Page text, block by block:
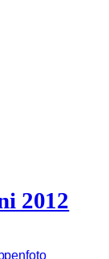
2012